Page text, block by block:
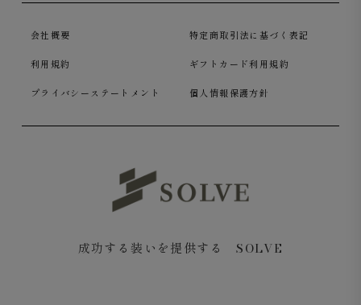
会社概要 特定商取引法に基づく表記
利用規約 ギフトカード利用規約
プライバシーステートメント 個人情報保護方針
成功する装いを提供する SOLVE